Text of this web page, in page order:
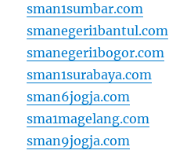
sman1sumbar.com
smanegeri1bantul.com
smanegeri1bogor.com
sman1surabaya.com
sman6jogja.com
sma1magelang.com
sman9jogja.com